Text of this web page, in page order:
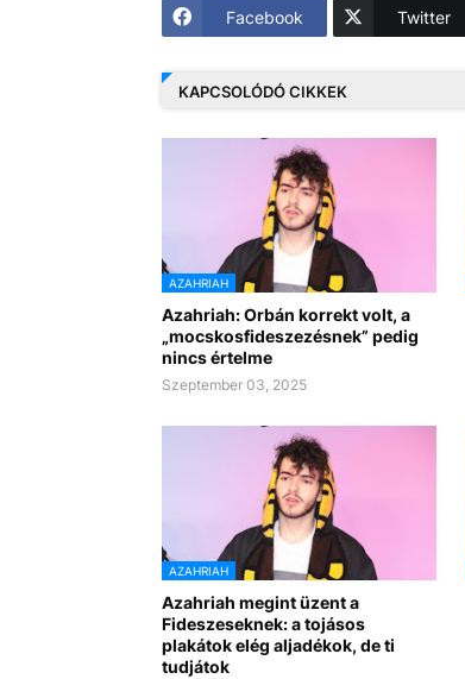
Facebook Twitter
KAPCSOLÓDÓ CIKKEK
AZAHRIAH
Azahriah: Orbán korrekt volt, a
„mocskosfideszezésnek” pedig
nincs értelme
Szeptember 03, 2025
AZAHRIAH
Azahriah megint üzent a
Fideszeseknek: a tojásos
plakátok elég aljadékok, de ti
tudjátok